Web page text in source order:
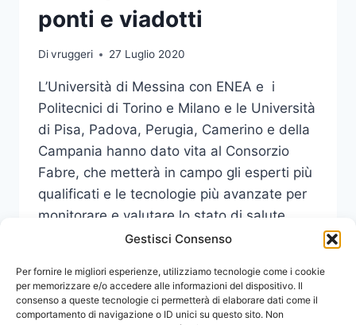
Gestisci Consenso
Per fornire le migliori esperienze, utilizziamo tecnologie come i cookie
per memorizzare e/o accedere alle informazioni del dispositivo. Il
consenso a queste tecnologie ci permetterà di elaborare dati come il
comportamento di navigazione o ID unici su questo sito. Non
ponti e viadotti
Divruggeri 27 Luglio 2020
L’Università di Messina con ENEA e i
Politecnici di Torino e Milano e le Università
di Pisa, Padova, Perugia, Camerino e della
Campania hanno dato vita al Consorzio
Fabre, che metterà in campo gli esperti più
qualificati e le tecnologie più avanzate per
monitorare e valutare lo stato di salute
delle infrastrutture stradali del nostro…
LEGGI DI PIÙUNIME
NEL
CONSORZIO
FABRE